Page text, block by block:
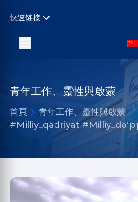
快速链接
青年工作、靈性與啟蒙
首頁
青年工作、靈性與啟蒙
#Milliy_qadriyat